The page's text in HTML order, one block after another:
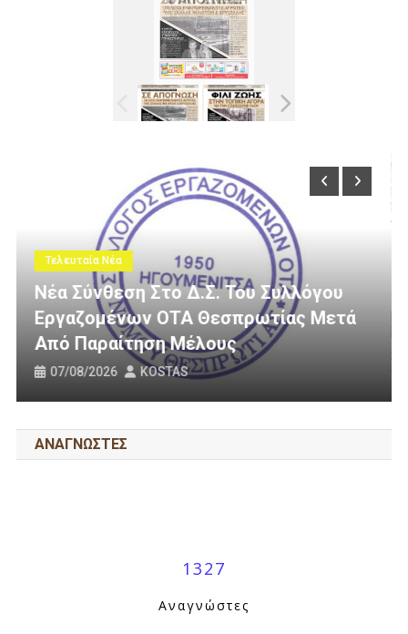
Τελευταία Νέα
3 Εκατομμύρια Ευρώ Για Αγροτική
Οδοποιία Στον Δήμο Ηγουμενίτσας
31/07/2026 KOSTAS
ΑΝΑΓΝΩΣΤΕΣ
1327
Αναγνώστες